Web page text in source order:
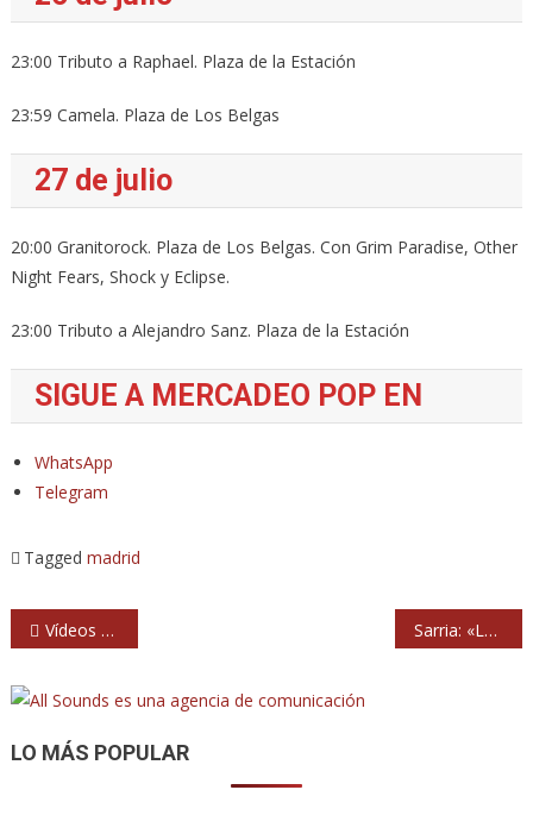
23:00 Tributo a Raphael. Plaza de la Estación
23:59 Camela. Plaza de Los Belgas
27 de julio
20:00 Granitorock. Plaza de Los Belgas. Con Grim Paradise, Other
Night Fears, Shock y Eclipse.
23:00 Tributo a Alejandro Sanz. Plaza de la Estación
SIGUE A MERCADEO POP EN
WhatsApp
Telegram
Tagged madrid
Navegación
entradas
Vídeos del Mad Cool 2024 Sarria: «La mala racha se pasa cuando ella quiera, del agujero sabes que tienes que salir tú»
LO MÁS POPULAR